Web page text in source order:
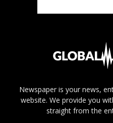
Newspaper is your news,
website. We provide you
straight from the